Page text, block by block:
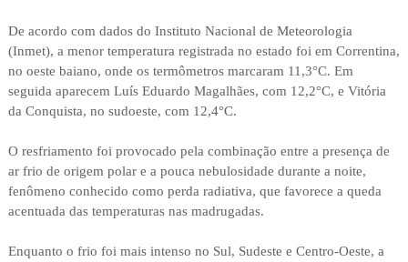
De acordo com dados do Instituto Nacional de Meteorologia
(Inmet), a menor temperatura registrada no estado foi em Correntina,
no oeste baiano, onde os termômetros marcaram 11,3°C. Em
seguida aparecem Luís Eduardo Magalhães, com 12,2°C, e Vitória
da Conquista, no sudoeste, com 12,4°C.
O resfriamento foi provocado pela combinação entre a presença de
ar frio de origem polar e a pouca nebulosidade durante a noite,
fenômeno conhecido como perda radiativa, que favorece a queda
acentuada das temperaturas nas madrugadas.
Enquanto o frio foi mais intenso no Sul, Sudeste e Centro-Oeste, a